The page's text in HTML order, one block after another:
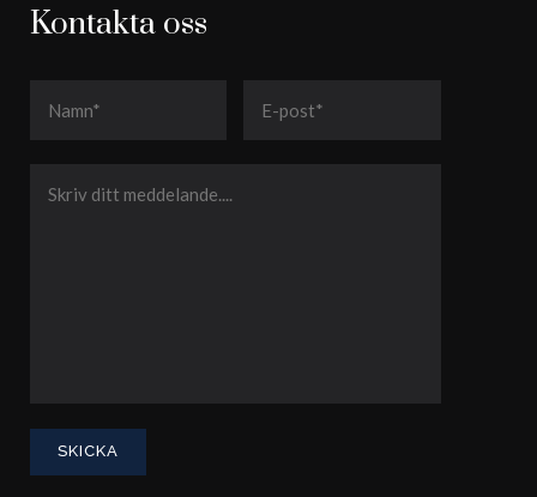
Kontakta oss